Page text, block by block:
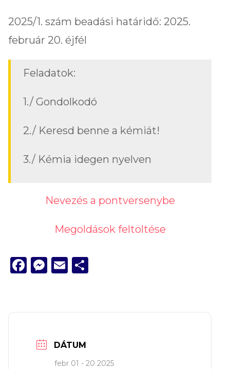
2025/1. szám beadási határidő: 2025.
február 20. éjfél
Feladatok:
1./ Gondolkodó
2./ Keresd benne a kémiát!
3./ Kémia idegen nyelven
Nevezés a pontversenybe
Megoldások feltöltése
Facebook
Messenger
Email
DÁTUM
febr 01 - 20 2025